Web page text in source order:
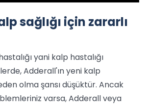
sağlığı için zararlı
yani kalp hastalığı
Adderall'ın yeni kalp
olma şansı düşüktür. Ancak
varsa, Adderall veya